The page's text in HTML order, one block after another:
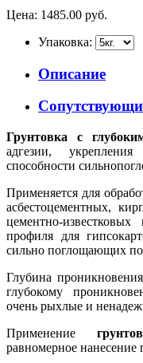
Цена: 1485.00 руб.
Упаковка:
Описание
Грунтовка с
адгезии,
способности
Применяется для
асбестоцементных,
цементно-
профиля для
сильно поглощающих
Глубина
глубокому
очень рыхлые и
Применение
равномерное